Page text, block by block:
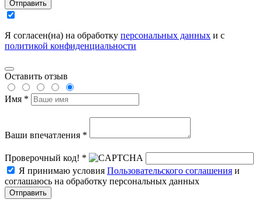
Отправить
Я согласен(на) на обработку персональных данных и с
политикой конфиденциальности
Оставить отзыв
Имя *
Ваши впечатления *
Проверочный код! *
Я принимаю условия Пользовательского соглашения и
соглашаюсь на обработку персональных данных
Отправить